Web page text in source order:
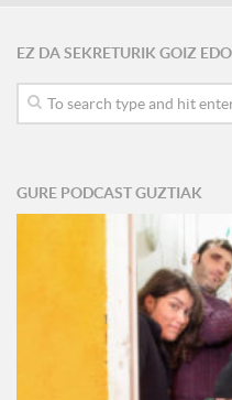
EZ DA SEKRETURIK GOIZ
GURE PODCAST GUZTIAK